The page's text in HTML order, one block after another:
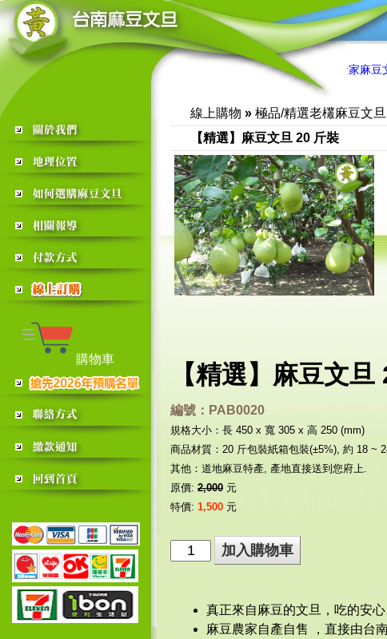
黃家麻豆文旦～
購物車
線上購物 » 極品/精選老欉麻豆文
【精選】麻豆文旦 20 斤裝
【精選】麻豆文
編號：PAB0020
規格大小：長 450 x 寬 305 x 高 250 (mm)
商品材質：20 斤包裝紙箱包裝(±5%), 約 18 ~
其他：道地麻豆特產, 產地直接送到您府上.
原價: 2,000 元
特價: 1,500 元
真正來自麻豆的文旦，吃的安心
麻豆農家自產自售 ，直接由台